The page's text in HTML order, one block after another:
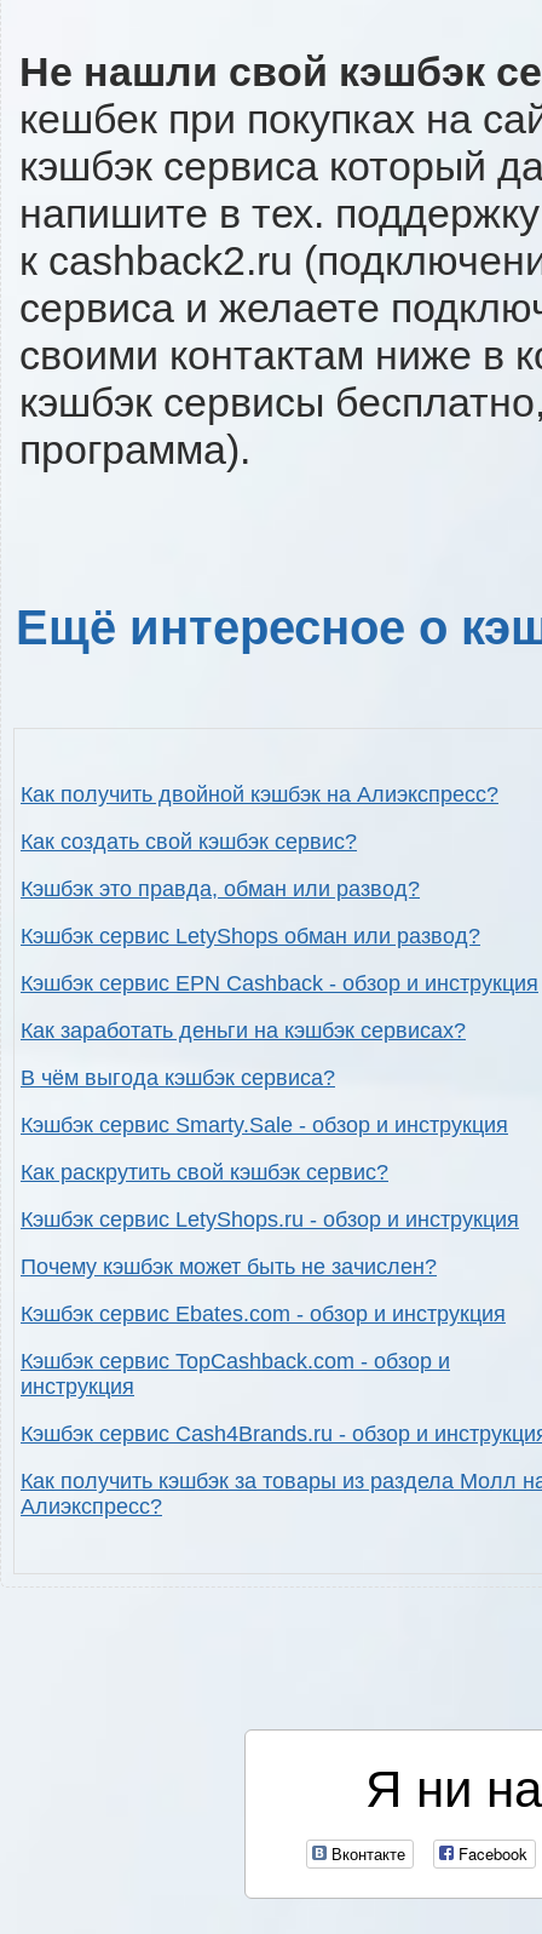
Не нашли свой кэшбэк
кешбек при покупках на
кэшбэк сервиса который
напишите в тех.
к cashback2.ru
сервиса и желаете
своими контактам ниже в
кэшбэк сервисы
программа).
Ещё интересное о
Как получить двойной кэшбэк на Алиэкспресс?
Как создать свой кэшбэк сервис?
Кэшбэк это правда, обман или развод?
Кэшбэк сервис LetyShops обман или развод?
Кэшбэк сервис EPN Cashback - обзор и инструкция
Как заработать деньги на кэшбэк сервисах?
В чём выгода кэшбэк сервиса?
Кэшбэк сервис Smarty.Sale - обзор и инструкция
Как раскрутить свой кэшбэк сервис?
Кэшбэк сервис LetyShops.ru - обзор и инструкция
Почему кэшбэк может быть не зачислен?
Кэшбэк сервис Ebates.com - обзор и инструкция
Кэшбэк сервис TopCashback.com - обзор и
инструкция
Кэшбэк сервис Cash4Brands.ru - обзор и
Как получить кэшбэк за товары из раздела Молл
Алиэкспресс?
Я ни
Вконтакте Facebook